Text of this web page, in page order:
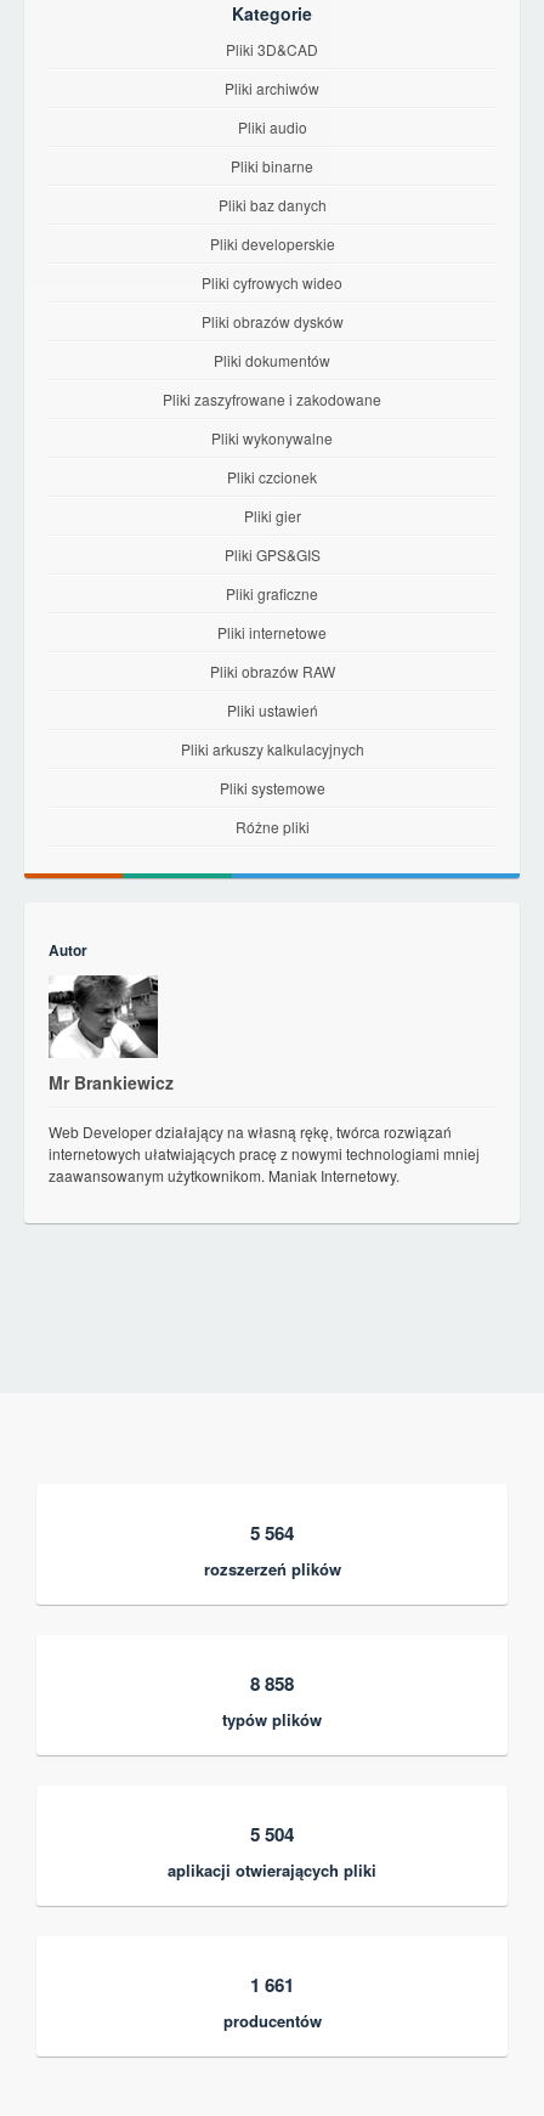
Kategorie
Pliki 3D&CAD
Pliki archiwów
Pliki audio
Pliki binarne
Pliki baz danych
Pliki developerskie
Pliki cyfrowych wideo
Pliki obrazów dysków
Pliki dokumentów
Pliki zaszyfrowane i zakodowane
Pliki wykonywalne
Pliki czcionek
Pliki gier
Pliki GPS&GIS
Pliki graficzne
Pliki internetowe
Pliki obrazów RAW
Pliki ustawień
Pliki arkuszy kalkulacyjnych
Pliki systemowe
Różne pliki
Autor
Mr Brankiewicz
Web Developer działający na własną rękę, twórca rozwiązań
internetowych ułatwiających pracę z nowymi technologiami mniej
zaawansowanym użytkownikom. Maniak Internetowy.
5 564
rozszerzeń plików
8 858
typów plików
5 504
aplikacji otwierających pliki
1 661
producentów